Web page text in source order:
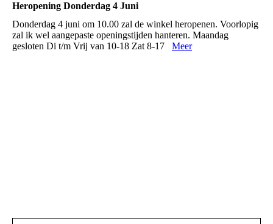
Heropening Donderdag 4 Juni
Donderdag 4 juni om 10.00 zal de winkel heropenen. Voorlopig
zal ik wel aangepaste openingstijden hanteren. Maandag
gesloten Di t/m Vrij van 10-18 Zat 8-17 Meer